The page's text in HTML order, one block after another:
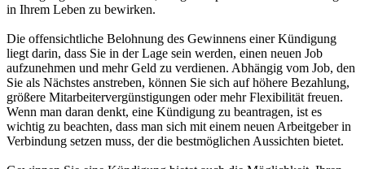
in Ihrem Leben zu bewirken.
Die offensichtliche Belohnung des Gewinnens einer Kündigung
liegt darin, dass Sie in der Lage sein werden, einen neuen Job
aufzunehmen und mehr Geld zu verdienen. Abhängig vom Job, den
Sie als Nächstes anstreben, können Sie sich auf höhere Bezahlung,
größere Mitarbeitervergünstigungen oder mehr Flexibilität freuen.
Wenn man daran denkt, eine Kündigung zu beantragen, ist es
wichtig zu beachten, dass man sich mit einem neuen Arbeitgeber in
Verbindung setzen muss, der die bestmöglichen Aussichten bietet.